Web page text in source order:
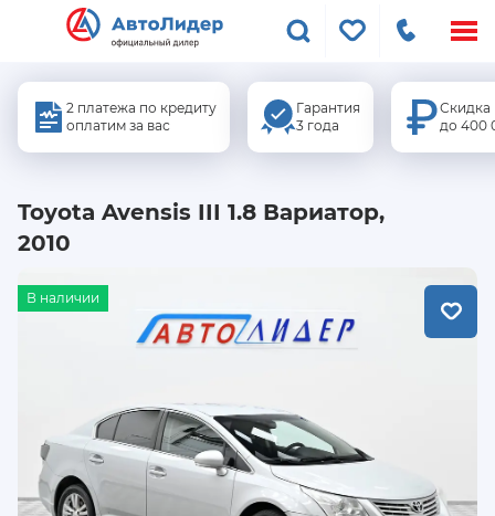
2 платежа по кредиту
оплатим за вас
Гарантия
3 года
Скидка
до 400
Toyota Avensis III 1.8 Вариатор,
2010
В наличии